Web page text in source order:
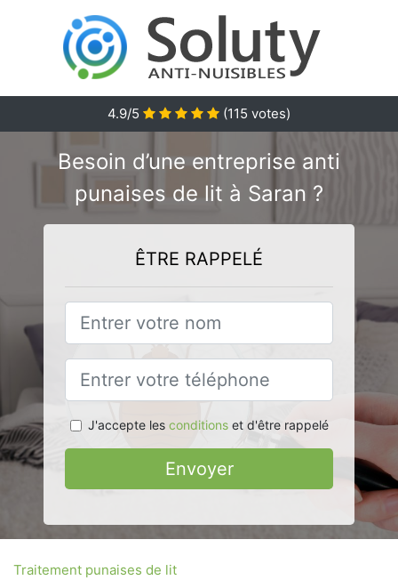
4.9/5 (115 votes)
Besoin d’une entreprise anti
punaises de lit à Saran ?
ÊTRE RAPPELÉ
J'accepte les conditionset d'être rappelé
Envoyer
Traitement punaises de lit